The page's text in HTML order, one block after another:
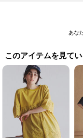
あな
このアイテムを見て